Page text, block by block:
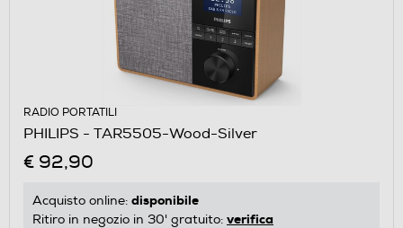
RADIO PORTATILI
PHILIPS - TAR5505-Wood-Silver
€ 92,90
Acquisto online: disponibile
Ritiro in negozio in 30' gratuito: verifica